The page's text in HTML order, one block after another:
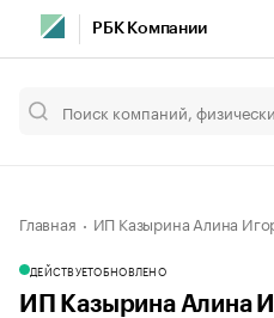
РБК Компании
Главная ИП Казырина Алина
ДЕЙСТВУЕТОБНОВЛЕНО
ИП Казырина Алина